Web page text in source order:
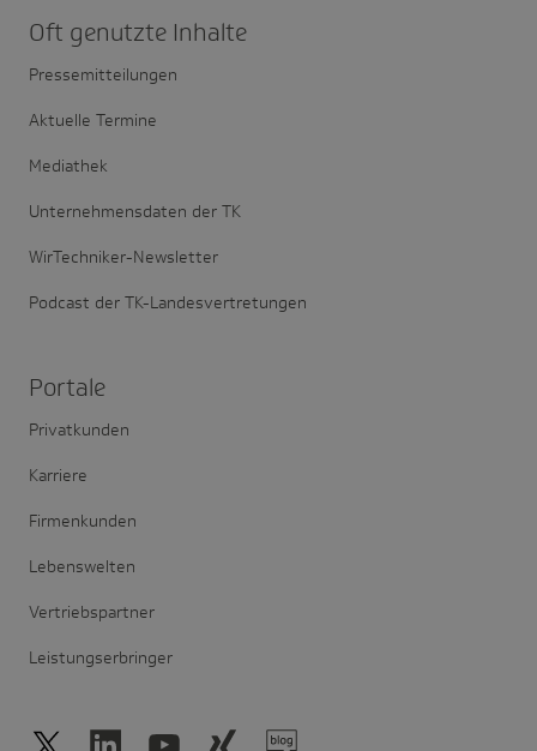
Oft genutzte Inhalte
Pressemitteilungen
Aktuelle Termine
Mediathek
Unternehmensdaten der TK
WirTechniker-Newsletter
Podcast der TK-Landesvertretungen
Portale
Privatkunden
Karriere
Firmenkunden
Lebenswelten
Vertriebspartner
Leistungserbringer